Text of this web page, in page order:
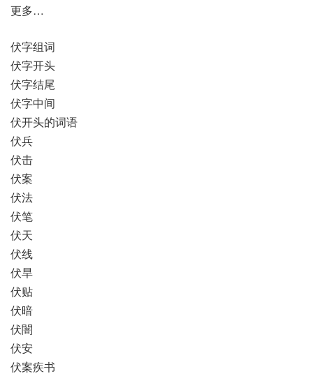
更多…
伏字组词
伏字开头
伏字结尾
伏字中间
伏开头的词语
伏兵
伏击
伏案
伏法
伏笔
伏天
伏线
伏旱
伏贴
伏暗
伏闇
伏安
伏案疾书